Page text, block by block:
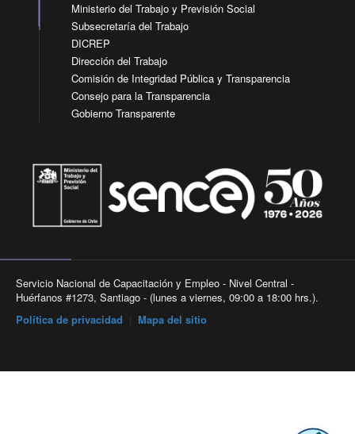
Ministerio del Trabajo y Previsión Social
Subsecretaría del Trabajo
DICREP
Dirección del Trabajo
Comisión de Integridad Pública y Transparencia
Consejo para la Transparencia
Gobierno Transparente
Servicio Nacional de Capacitación y Empleo - Nivel Central -
Huérfanos #1273, Santiago - (lunes a viernes, 09:00 a 18:00 hrs.).
Política de privacidad
Mapa del sitio